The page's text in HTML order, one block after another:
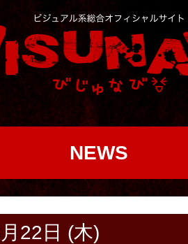
NEWS
22日 (木)